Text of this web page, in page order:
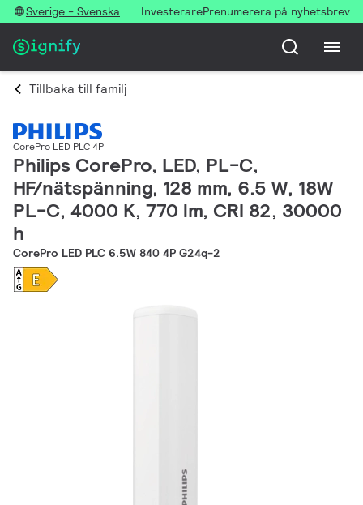
Sverige - Svenska InvesterarePrenumerera på nyhetsbrev
Tillbaka till familj
CorePro LED PLC 4P
Philips CorePro, LED, PL-C,
HF/nätspänning, 128 mm, 6.5 W, 18W
PL-C, 4000 K, 770 lm, CRI 82, 30000
h
CorePro LED PLC 6.5W 840 4P G24q-2